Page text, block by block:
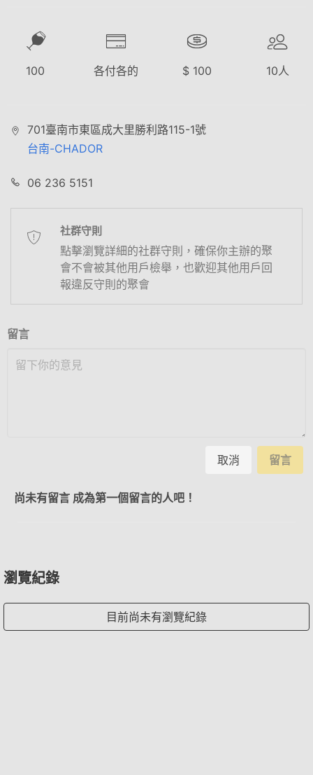
100 各付各的 $ 100 10人
701臺南市東區成大里勝利路115-1號
台南-CHADOR
06 236 5151
社群守則
點擊瀏覽詳細的社群守則，確保你主辦的聚
會不會被其他用戶檢舉，也歡迎其他用戶回
報違反守則的聚會
留言
取消 留言
尚未有留言 成為第一個留言的人吧！
瀏覽紀錄
目前尚未有瀏覽紀錄